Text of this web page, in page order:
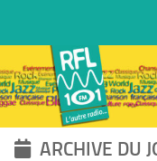
ARCHIVE DU